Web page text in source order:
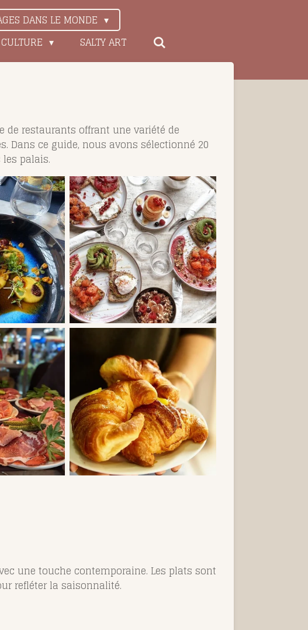
DANS LE MONDE
CULTURE SALTY ART
de restaurants offrant une variété de
ce guide, nous avons sélectionné 20
palais.
une touche contemporaine. Les plats sont
refléter la saisonnalité.